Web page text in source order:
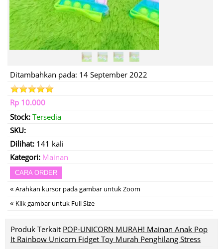
Ditambahkan pada: 14 September 2022
Rp 10.000
Stock: Tersedia
SKU:
Dilihat: 141 kali
Kategori: Mainan
CARA ORDER
« Arahkan kursor pada gambar untuk Zoom
« Klik gambar untuk Full Size
Produk Terkait POP-UNICORN MURAH! Mainan Anak Pop
It Rainbow Unicorn Fidget Toy Murah Penghilang Stress